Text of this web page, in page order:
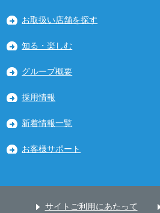
お取扱い店舗を探す
知る・楽しむ
グループ概要
採用情報
新着情報一覧
お客様サポート
サイトご利用にあたって